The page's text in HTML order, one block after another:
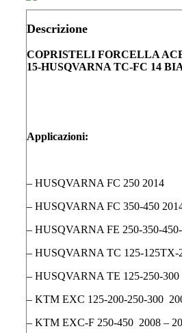
Descrizione
COPRISTELI FORCELLA
15-HUSQVARNA TC-FC 14
Applicazioni:
– HUSQVARNA FC 250 2014
– HUSQVARNA FC 350-450
– HUSQVARNA FE 250-350-
– HUSQVARNA TC 125-125TX-
– HUSQVARNA TE 125-250-
– KTM EXC 125-200-250-300
– KTM EXC-F 250-450 2008 –